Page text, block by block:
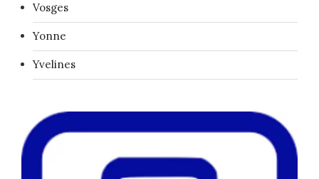
Vosges
Yonne
Yvelines